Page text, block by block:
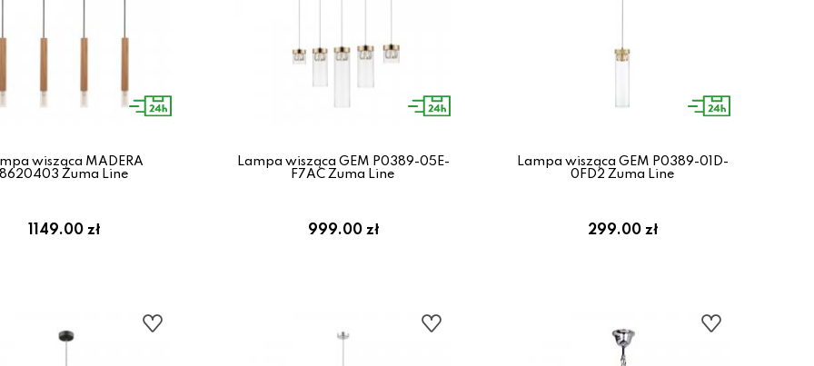
wisząca MADERA
Zuma Line
1149.00 zł
Lampa wisząca GEM P0389-05E-
F7AC Zuma Line
999.00 zł
Lampa wisząca GEM P0389-01D-
0FD2 Zuma Line
299.00 zł